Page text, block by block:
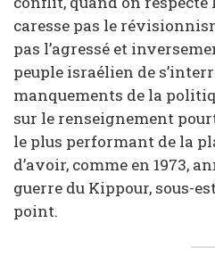
caresse pas le
pas l’agressé et
peuple israélien de
manquements de la
sur le renseignement
le plus performant de la
d’avoir, comme en 1973,
guerre du Kippour, sous-
point.